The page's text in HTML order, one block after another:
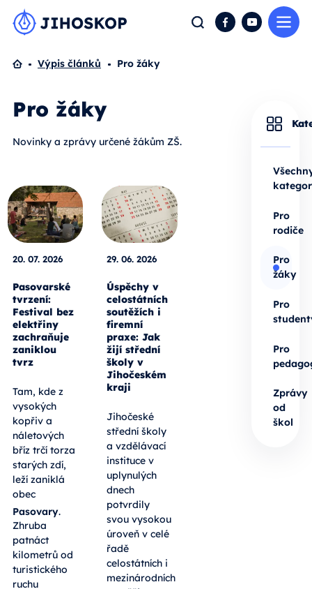
Hledat FacebookYouTube
Domů
Výpis článků Pro žáky
Pro žáky
Novinky a zprávy určené žákům ZŠ.
20. 07. 2026
Pasovarské
tvrzení:
Festival bez
elektřiny
zachraňuje
zaniklou
tvrz
Tam, kde z
vysokých
kopřiv a
náletových
bříz trčí torza
starých zdí,
leží zaniklá
obec
Pasovary.
Zhruba
patnáct
kilometrů od
turistického
ruchu
29. 06. 2026
Úspěchy v
celostátních
soutěžích i
firemní
praxe: Jak
žijí střední
školy v
Jihočeském
kraji
Jihočeské
střední školy
a vzdělávací
instituce v
uplynulých
dnech
potvrdily
svou vysokou
úroveň v celé
řadě
celostátních i
mezinárodních
Pro
rodiče
Pro
žáky
Pro
Pro
Zprávy
od
škol